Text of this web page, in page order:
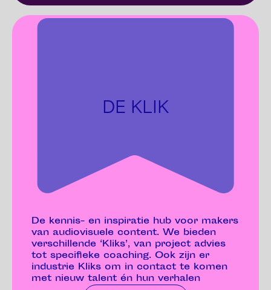
DE KLIK
De kennis- en inspiratie hub voor makers
van audiovisuele content. We bieden
verschillende ‘Kliks’, van project advies
tot specifieke coaching. Ook zijn er
industrie Kliks om in contact te komen
met nieuw talent én hun verhalen